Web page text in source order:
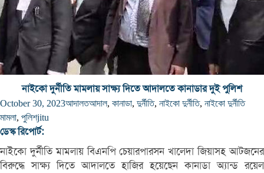
নাইকো দুর্নীতি মামলায় সাক্ষ্য দিতে আদালতে কানাডার দুই পুলিশ
October 30, 2023আদালতআদাল, কানাডা, দুর্নীতি, নাইকো দুর্নীতি, নাইকো দুর্নীতি
মামলা, পুলিশjitu
ডেস্ক রিপোর্ট:
নাইকো দুর্নীতি মামলায় বিএনপি চেয়ারপারসন খালেদা জিয়াসহ আটজনের
বিরুদ্ধে সাক্ষ্য দিতে আদালতে হাজির হয়েছেন কানাডা অ্যান্ড রয়েল